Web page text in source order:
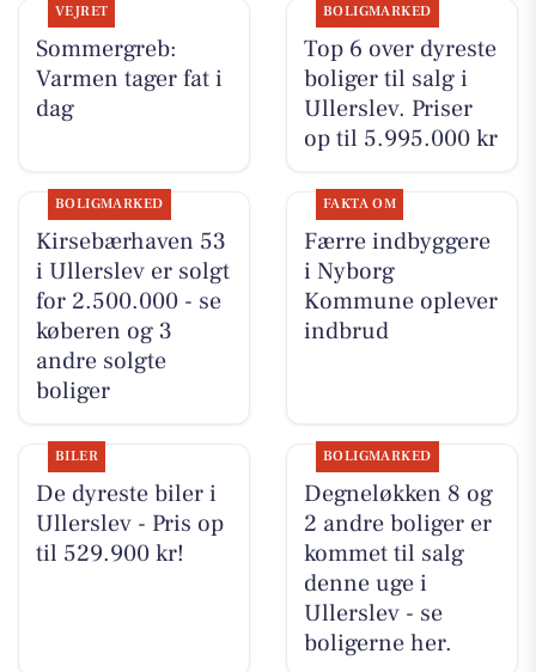
VEJRET
Sommergreb:
Varmen tager fat i
dag
BOLIGMARKED
Top 6 over dyreste
boliger til salg i
Ullerslev. Priser
op til 5.995.000 kr
BOLIGMARKED
Kirsebærhaven 53
i Ullerslev er solgt
for 2.500.000 - se
køberen og 3
andre solgte
boliger
FAKTA OM
Færre indbyggere
i Nyborg
Kommune oplever
indbrud
BILER
De dyreste biler i
Ullerslev - Pris op
til 529.900 kr!
BOLIGMARKED
Degneløkken 8 og
2 andre boliger er
kommet til salg
denne uge i
Ullerslev - se
boligerne her.